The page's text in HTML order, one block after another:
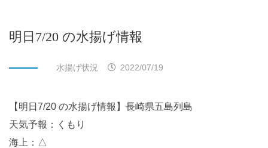
明日7/20 の水揚げ情報
水揚げ状況 2022/07/19
【明日7/20 の水揚げ情報】長崎県五島列島
天気予報：くもり
海上：△